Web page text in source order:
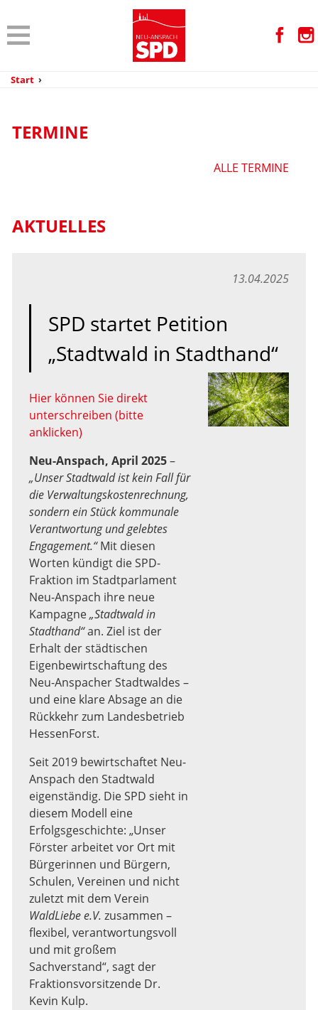
Start ›
TERMINE
ALLE TERMINE
AKTUELLES
13.04.2025
SPD startet Petition
„Stadtwald in Stadthand“
Hier können Sie direkt
unterschreiben (bitte
anklicken)
Neu-Anspach, April 2025–
„Unser Stadtwald ist kein Fall für
die Verwaltungskostenrechnung,
sondern ein Stück kommunale
Verantwortung und gelebtes
Engagement.“Mit diesen
Worten kündigt die SPD-
Fraktion im Stadtparlament
Neu-Anspach ihre neue
Kampagne„Stadtwald in
Stadthand“an. Ziel ist der
Erhalt der städtischen
Eigenbewirtschaftung des
Neu-Anspacher Stadtwaldes –
und eine klare Absage an die
Rückkehr zum Landesbetrieb
HessenForst.
Seit 2019 bewirtschaftet Neu-
Anspach den Stadtwald
eigenständig. Die SPD sieht in
diesem Modell eine
Erfolgsgeschichte: „Unser
Förster arbeitet vor Ort mit
Bürgerinnen und Bürgern,
Schulen, Vereinen und nicht
zuletzt mit dem Verein
WaldLiebe e.V. zusammen –
flexibel, verantwortungsvoll
und mit großem
Sachverstand“, sagt der
Fraktionsvorsitzende Dr.
Kevin Kulp.